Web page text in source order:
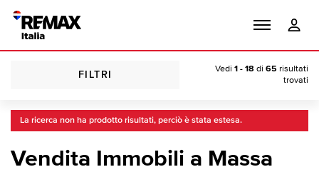
FILTRI
Vedi 1 - 18 di 65 risultati
trovati
La ricerca non ha prodotto risultati, perciò è stata estesa.
Vendita Immobili a Massa